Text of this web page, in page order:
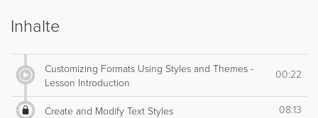
Inhalte
Customizing Formats Using Styles and Themes -
Lesson Introduction
00:22
Create and Modify Text Styles 08:13